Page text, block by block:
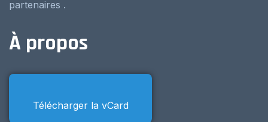
partenaires .
À propos
Télécharger la vCard